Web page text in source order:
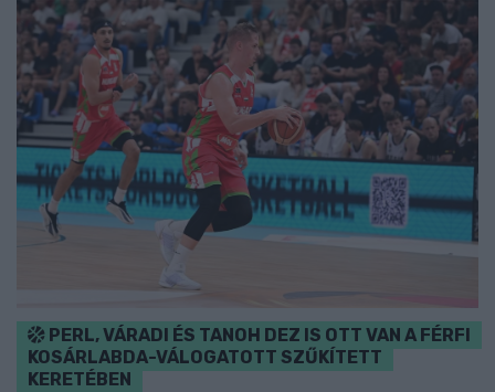
PERL, VÁRADI ÉS TANOH DEZ IS OTT VAN A FÉRFI
KOSÁRLABDA-VÁLOGATOTT SZŰKÍTETT
KERETÉBEN